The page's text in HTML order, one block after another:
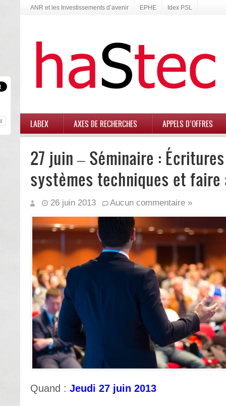
ANR et les Investissements d’avenir EPHE Idex PSL
LABEX AXES DE RECHERCHES APPELS D’OFFRES
27 juin – Séminaire :
systèmes techniques et
26 juin 2013 Aucun commentaire »
Quand : Jeudi 27 juin 2013